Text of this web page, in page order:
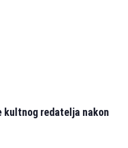
kultnog redatelja nakon